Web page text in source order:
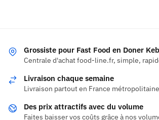
Grossiste pour Fast Food en Doner
Centrale d'achat food-line.fr, simple,
Livraison chaque semaine
Livraison partout en France métropolitaine
Des prix attractifs avec du volume
Faites baisser vos coûts grâce à nos